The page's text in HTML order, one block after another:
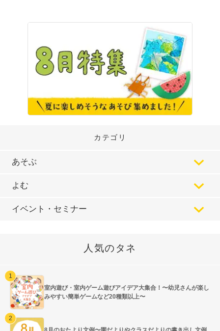
カテゴリ
あそぶ
よむ
イベント・セミナー
人気のタネ
室内遊び・室内ゲーム遊びアイデア大集合！〜幼児さんが楽し
みやすい簡単ゲームなど20種類以上〜